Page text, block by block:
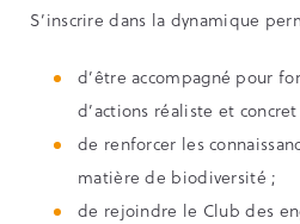
S’inscrire dans la dynamique
d’être accompagné pour
d’actions réaliste et
de renforcer les
matière de biodiversité ;
de rejoindre le Club des